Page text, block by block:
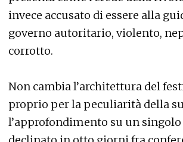
invece accusato di essere alla
governo autoritario, violento,
corrotto.
Non cambia l’architettura del
proprio per la peculiarità della
l’approfondimento su un